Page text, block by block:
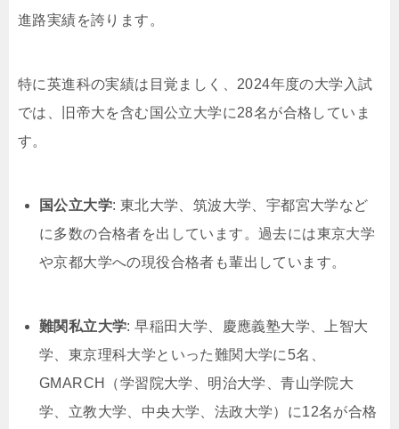
進路実績を誇ります。
特に英進科の実績は目覚ましく、2024年度の大学入試
では、旧帝大を含む国公立大学に28名が合格していま
す。
国公立大学: 東北大学、筑波大学、宇都宮大学など
に多数の合格者を出しています。過去には東京大学
や京都大学への現役合格者も輩出しています。
難関私立大学: 早稲田大学、慶應義塾大学、上智大
学、東京理科大学といった難関大学に5名、
GMARCH（学習院大学、明治大学、青山学院大
学、立教大学、中央大学、法政大学）に12名が合格